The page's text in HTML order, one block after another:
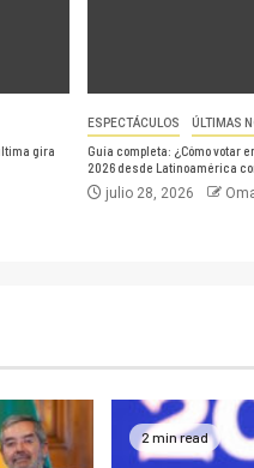
gira
ESPECTÁCULOS ÚLTIMAS
Guía completa: ¿Cómo votar
2026 desde Latinoamérica
julio 28, 2026
2 min read